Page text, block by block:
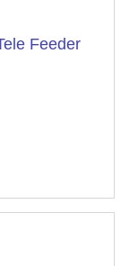
Feeder